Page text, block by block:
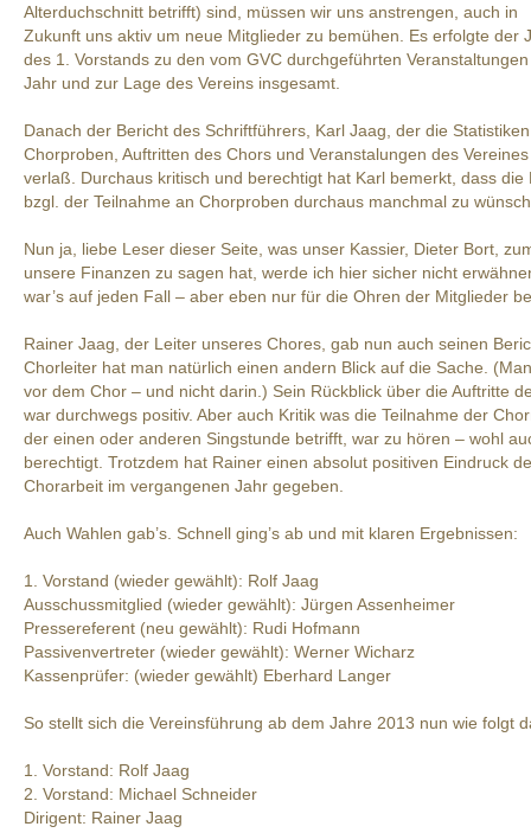
Alterduchschnitt betrifft) sind, müssen wir uns anstrengen, auch in
Zukunft uns aktiv um neue Mitglieder zu bemühen. Es erfolgte der
des 1. Vorstands zu den vom GVC durchgeführten
Jahr und zur Lage des Vereins insgesamt.
Danach der Bericht des Schriftführers, Karl Jaag, der die
Chorproben, Auftritten des Chors und Veranstalungen des
verlaß. Durchaus kritisch und berechtigt hat Karl bemerkt, dass die
bzgl. der Teilnahme an Chorproben durchaus manchmal zu
Nun ja, liebe Leser dieser Seite, was unser Kassier, Dieter Bort,
unsere Finanzen zu sagen hat, werde ich hier sicher nicht
war’s auf jeden Fall – aber eben nur für die Ohren der Mitglieder
Rainer Jaag, der Leiter unseres Chores, gab nun auch seinen
Chorleiter hat man natürlich einen andern Blick auf die Sache.
vor dem Chor – und nicht darin.) Sein Rückblick über die Auftritte
war durchwegs positiv. Aber auch Kritik was die Teilnahme der
der einen oder anderen Singstunde betrifft, war zu hören – wohl
berechtigt. Trotzdem hat Rainer einen absolut positiven Eindruck
Chorarbeit im vergangenen Jahr gegeben.
Auch Wahlen gab’s. Schnell ging’s ab und mit klaren Ergebnissen:
1. Vorstand (wieder gewählt): Rolf Jaag
Ausschussmitglied (wieder gewählt): Jürgen Assenheimer
Pressereferent (neu gewählt): Rudi Hofmann
Passivenvertreter (wieder gewählt): Werner Wicharz
Kassenprüfer: (wieder gewählt) Eberhard Langer
So stellt sich die Vereinsführung ab dem Jahre 2013 nun wie folgt
1. Vorstand: Rolf Jaag
2. Vorstand: Michael Schneider
Dirigent: Rainer Jaag